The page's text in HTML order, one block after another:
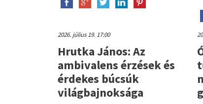
2026. július 19. 17:00
Hrutka János: Az
ambivalens érzések és
érdekes búcsúk
világbajnoksága